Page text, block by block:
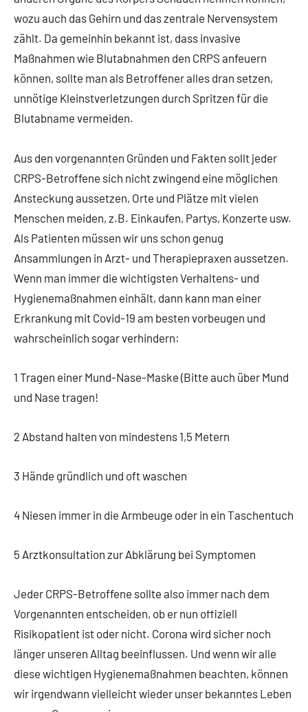
wozu auch das Gehirn und das zentrale Nervensystem
zählt. Da gemeinhin bekannt ist, dass invasive
Maßnahmen wie Blutabnahmen den CRPS anfeuern
können, sollte man als Betroffener alles dran setzen,
unnötige Kleinstverletzungen durch Spritzen für die
Blutabname vermeiden.
Aus den vorgenannten Gründen und Fakten sollt jeder
CRPS-Betroffene sich nicht zwingend eine möglichen
Ansteckung aussetzen, Orte und Plätze mit vielen
Menschen meiden, z.B. Einkaufen, Partys, Konzerte usw.
Als Patienten müssen wir uns schon genug
Ansammlungen in Arzt- und Therapiepraxen aussetzen.
Wenn man immer die wichtigsten Verhaltens- und
Hygienemaßnahmen einhält, dann kann man einer
Erkrankung mit Covid-19 am besten vorbeugen und
wahrscheinlich sogar verhindern:
1 Tragen einer Mund-Nase-Maske (Bitte auch über Mund
und Nase tragen!
2 Abstand halten von mindestens 1,5 Metern
3 Hände gründlich und oft waschen
4 Niesen immer in die Armbeuge oder in ein Taschentuch
5 Arztkonsultation zur Abklärung bei Symptomen
Jeder CRPS-Betroffene sollte also immer nach dem
Vorgenannten entscheiden, ob er nun offiziell
Risikopatient ist oder nicht. Corona wird sicher noch
länger unseren Alltag beeinflussen. Und wenn wir alle
diese wichtigen Hygienemaßnahmen beachten, können
wir irgendwann vielleicht wieder unser bekanntes Leben